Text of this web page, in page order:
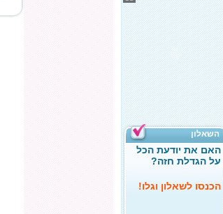
השאלון
האם את יודעת הכל
על הגדלת חזה?
הכנסו לשאלון וגלו!